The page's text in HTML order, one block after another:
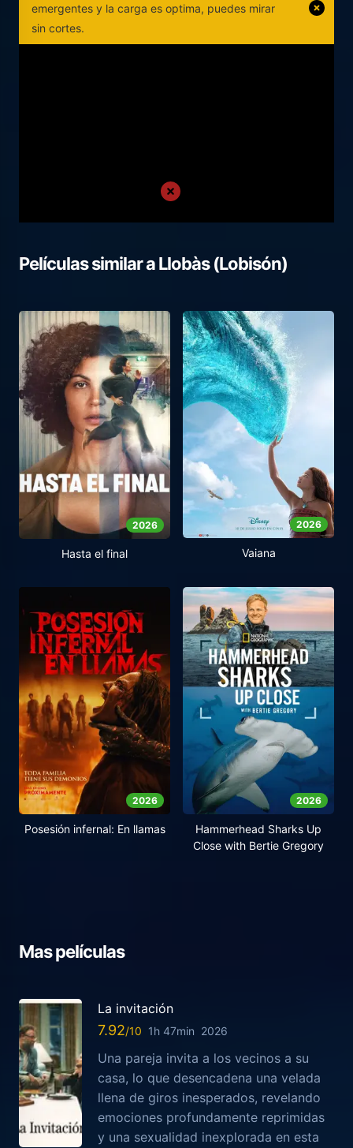
emergentes y la carga es optima, puedes mirar
sin cortes.
Películas similar aLlobàs (Lobisón)
2026
Hasta el final
2026
Vaiana
2026
Posesión infernal: En llamas
2026
Hammerhead Sharks Up
Close with Bertie Gregory
Mas películas
La invitación
7.92 1h 47min 2026
Una pareja invita a los vecinos a su
casa, lo que desencadena una velada
llena de giros inesperados, revelando
emociones profundamente reprimidas
y una sexualidad inexplorada en esta